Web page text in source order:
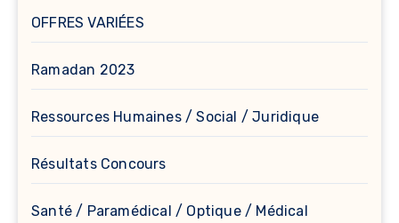
OFFRES VARIÉES
Ramadan 2023
Ressources Humaines / Social / Juridique
Résultats Concours
Santé / Paramédical / Optique / Médical